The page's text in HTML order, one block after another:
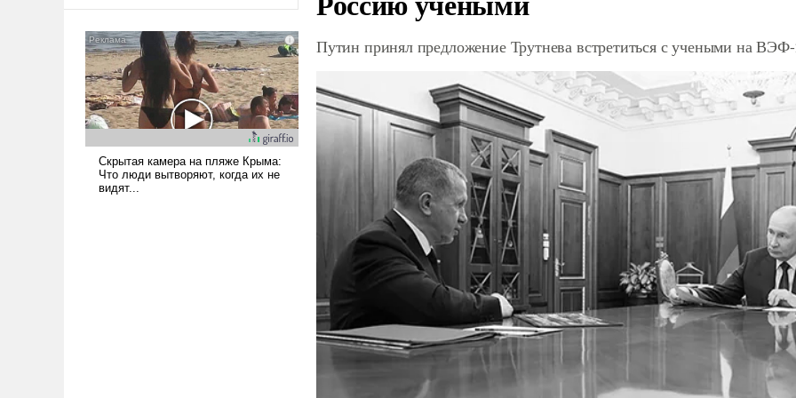
налогоплательщиков и где
Еревану за свои поступки не
нужно отвечать.
Путин принял предложение Трутнева встретиться с учеными на